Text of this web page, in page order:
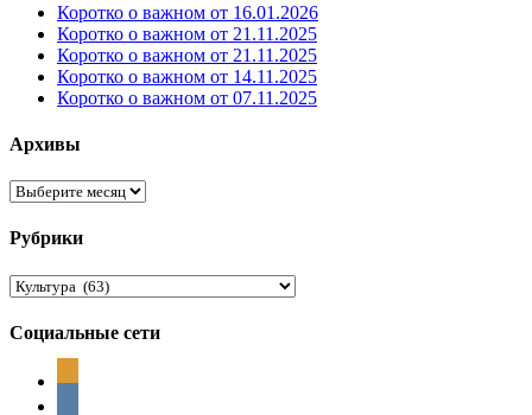
Коротко о важном от 16.01.2026
Коротко о важном от 21.11.2025
Коротко о важном от 21.11.2025
Коротко о важном от 14.11.2025
Коротко о важном от 07.11.2025
Архивы
Архивы
Рубрики
Рубрики
Социальные сети